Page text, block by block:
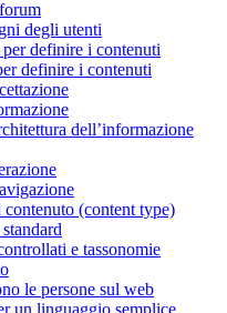
degli utenti
definire i contenuti
definire i contenuti
dell’informazione
(content type)
e tassonomie
le persone sul web
un linguaggio semplice